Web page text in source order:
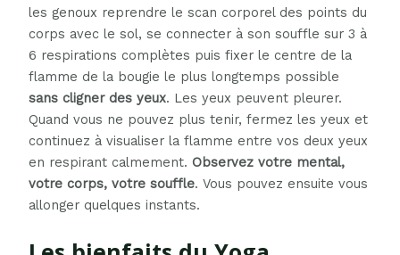
les genoux reprendre le scan corporel des points du
corps avec le sol, se connecter à son souffle sur 3 à
6 respirations complètes puis fixer le centre de la
flamme de la bougie le plus longtemps possible
sans cligner des yeux. Les yeux peuvent pleurer.
Quand vous ne pouvez plus tenir, fermez les yeux et
continuez à visualiser la flamme entre vos deux yeux
en respirant calmement.Observez votre mental,
votre corps, votre souffle. Vous pouvez ensuite vous
allonger quelques instants.